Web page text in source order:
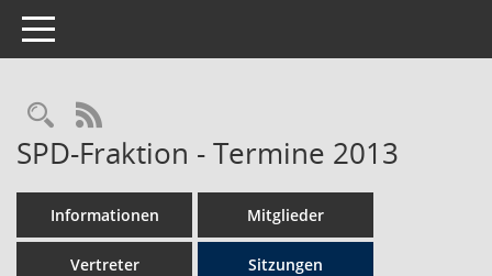
Toggle navigation
Rechercheauswahl
RSS-Feed
SPD-Fraktion - Termine 2013
Informationen Mitglieder
Vertreter Sitzungen